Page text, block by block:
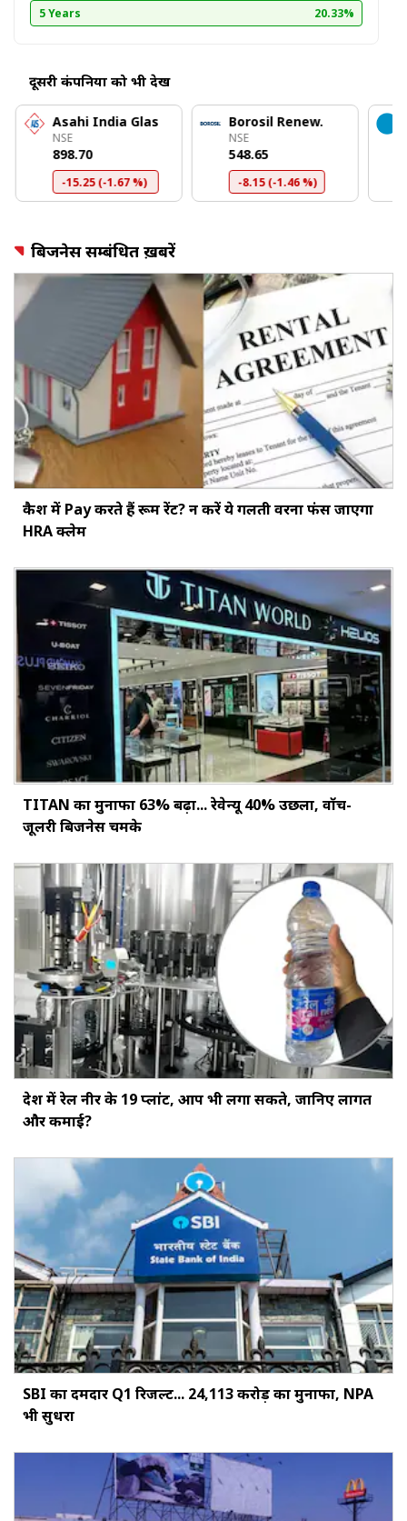
5 Years 20.33%
दूसरी कंपनियों को भी देखें
Asahi India Glas
NSE
₹898.70
-15.25 (-1.67 %)
Borosil Renew.
NSE
₹548.65
-8.15 (-1.46 %)
बिजनेस सम्बंधित ख़बरें
कैश में Pay करते हैं रूम रेंट? न करें ये गलती वरना फंस जाएगा
HRA क्लेम
TITAN का मुनाफा 63% बढ़ा... रेवेन्यू 40% उछला, वॉच-
जूलरी बिजनेस चमके
देश में रेल नीर के 19 प्लांट, आप भी लगा सकते, जानिए लागत
और कमाई?
SBI का दमदार Q1 रिजल्ट... ₹24,113 करोड़ का मुनाफा, NPA
भी सुधरा